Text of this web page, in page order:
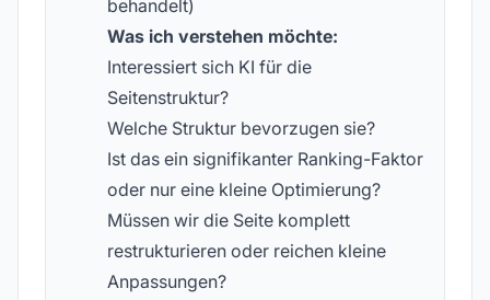
behandelt)
Was ich verstehen möchte:
Interessiert sich KI für die
Seitenstruktur?
Welche Struktur bevorzugen sie?
Ist das ein signifikanter Ranking-Faktor
oder nur eine kleine Optimierung?
Müssen wir die Seite komplett
restrukturieren oder reichen kleine
Anpassungen?